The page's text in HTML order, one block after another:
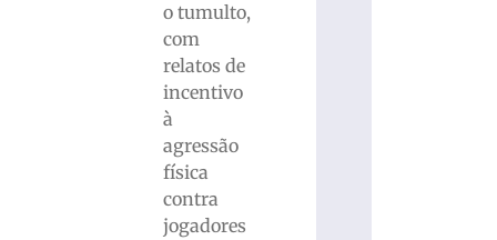
o tumulto,
com
relatos de
incentivo
à
agressão
física
contra
jogadores